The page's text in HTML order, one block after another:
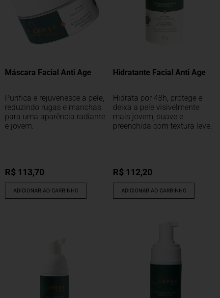
Máscara Facial Anti Age
Purifica e rejuvenesce a pele,
reduzindo rugas e manchas
para uma aparência radiante
e jovem.
R$ 113,70
ADICIONAR AO CARRINHO
Hidratante Facial Anti Age
Hidrata por 48h, protege e
deixa a pele visivelmente
mais jovem, suave e
preenchida com textura leve.
R$ 112,20
ADICIONAR AO CARRINHO